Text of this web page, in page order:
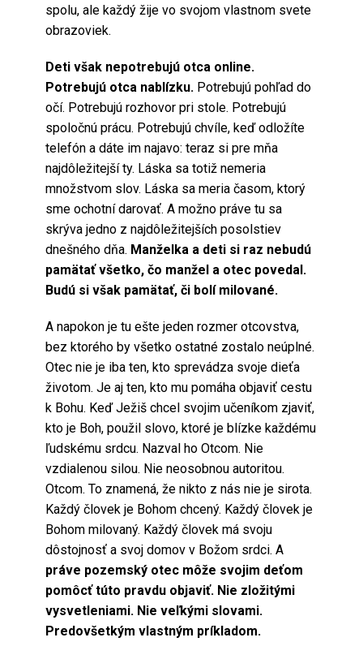
spolu, ale každý žije vo svojom vlastnom svete
obrazoviek.
Deti však nepotrebujú otca online.
Potrebujú otca nablízku. Potrebujú pohľad do
očí. Potrebujú rozhovor pri stole. Potrebujú
spoločnú prácu. Potrebujú chvíle, keď odložíte
telefón a dáte im najavo: teraz si pre mňa
najdôležitejší ty. Láska sa totiž nemeria
množstvom slov. Láska sa meria časom, ktorý
sme ochotní darovať. A možno práve tu sa
skrýva jedno z najdôležitejších posolstiev
dnešného dňa. Manželka a deti si raz nebudú
pamätať všetko, čo manžel a otec povedal.
Budú si však pamätať, či bolí milované.
A napokon je tu ešte jeden rozmer otcovstva,
bez ktorého by všetko ostatné zostalo neúplné.
Otec nie je iba ten, kto sprevádza svoje dieťa
životom. Je aj ten, kto mu pomáha objaviť cestu
k Bohu. Keď Ježiš chcel svojim učeníkom zjaviť,
kto je Boh, použil slovo, ktoré je blízke každému
ľudskému srdcu. Nazval ho Otcom. Nie
vzdialenou silou. Nie neosobnou autoritou.
Otcom. To znamená, že nikto z nás nie je sirota.
Každý človek je Bohom chcený. Každý človek je
Bohom milovaný. Každý človek má svoju
dôstojnosť a svoj domov v Božom srdci. A
práve pozemský otec môže svojim deťom
pomôcť túto pravdu objaviť. Nie zložitými
vysvetleniami. Nie veľkými slovami.
Predovšetkým vlastným príkladom.